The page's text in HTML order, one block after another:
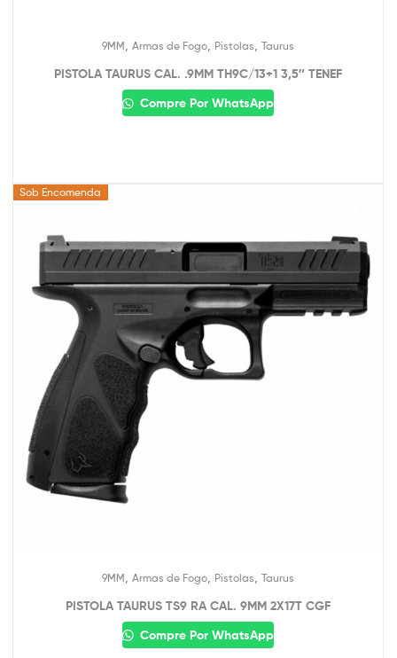
9MM Armas de Fogo Pistolas Taurus
PISTOLA TAURUS CAL. .9MM TH9C/13+1 3,5″ TENEF
Compre Por WhatsApp
Sob Encomenda
9MM Armas de Fogo Pistolas Taurus
PISTOLA TAURUS TS9 RA CAL. 9MM 2X17T CGF
Compre Por WhatsApp